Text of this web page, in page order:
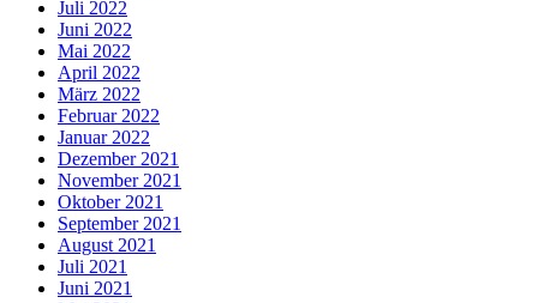
Juli 2022
Juni 2022
Mai 2022
April 2022
März 2022
Februar 2022
Januar 2022
Dezember 2021
November 2021
Oktober 2021
September 2021
August 2021
Juli 2021
Juni 2021